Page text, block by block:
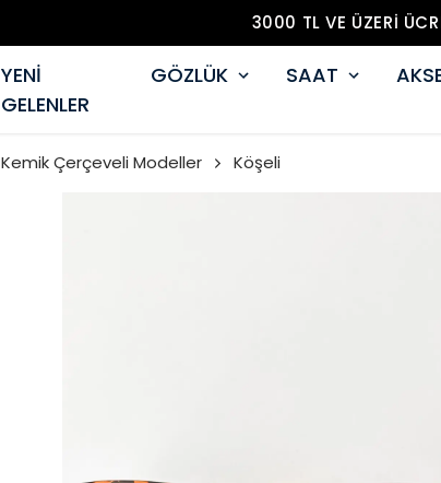
3000 TL VE ÜZERİ
YENİ
GELENLER
GÖZLÜK SAAT
Kemik Çerçeveli Modeller Köşeli